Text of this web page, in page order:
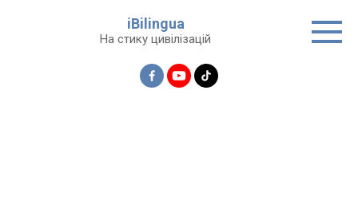
iBilingua
На стику цивілізацій